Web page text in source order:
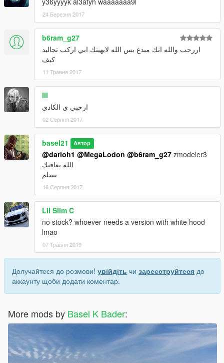
24 Березня 2017
b6ram_g27
اررحب والله انك مبدع بس الله لايهينك ابي اركب تجاليد
كيف
11 Травня 2017
III
ارحبي ي الكادي
02 Серпня 2017
basel21 Автор
@darioh1 @MegaLodon @b6ram_g27 zmodeler3
الله يعافيك
تسلم
16 Серпня 2017
Lil Slim C
no stock? whoever needs a version with white hood
lmao
07 Травня 2019
Долучайтеся до розмови! увійдіть чи зареєструйтеся до
аккаунту щоби додати коментар.
More mods by Basel K Bader: